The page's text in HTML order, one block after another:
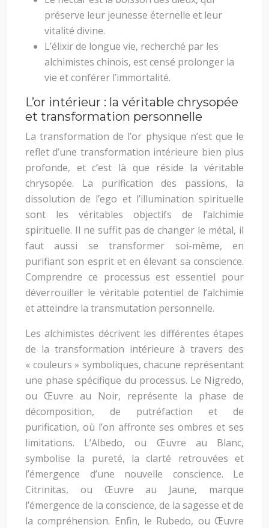
préserve leur jeunesse éternelle et leur
vitalité divine.
L’élixir de longue vie, recherché par les
alchimistes chinois, est censé prolonger la
vie et conférer l’immortalité.
L’or intérieur : la véritable chrysopée
et transformation personnelle
La transformation de l’or physique n’est que le
reflet d’une transformation intérieure bien plus
profonde, et c’est là que réside la véritable
chrysopée. La purification des passions, la
dissolution de l’ego et l’illumination spirituelle
sont les véritables objectifs de l’alchimie
spirituelle. Il ne suffit pas de changer le métal, il
faut aussi se transformer soi-même, en
purifiant son esprit et en élevant sa conscience.
Comprendre ce processus est essentiel pour
déverrouiller le véritable potentiel de l’alchimie
et atteindre la transmutation personnelle.
Les alchimistes décrivent les différentes étapes
de la transformation intérieure à travers des
« couleurs » symboliques, chacune représentant
une phase spécifique du processus. Le Nigredo,
ou Œuvre au Noir, représente la phase de
décomposition, de putréfaction et de
purification, où l’on affronte ses ombres et ses
limitations. L’Albedo, ou Œuvre au Blanc,
symbolise la pureté, la clarté retrouvées et
l’émergence d’une nouvelle conscience. Le
Citrinitas, ou Œuvre au Jaune, marque
l’émergence de la conscience, de la sagesse et de
la compréhension. Enfin, le Rubedo, ou Œuvre